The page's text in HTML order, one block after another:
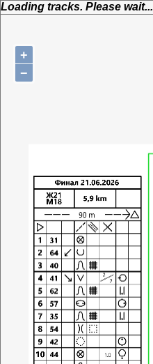
Loading tracks. Please wait...
+
−